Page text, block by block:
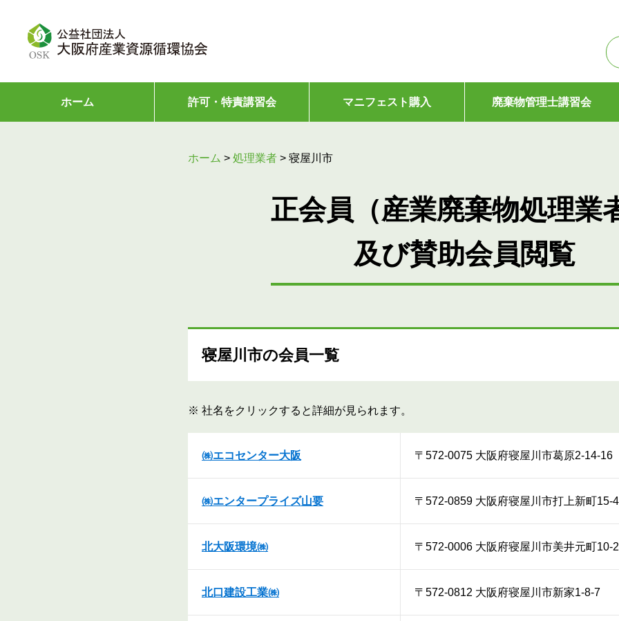
ホーム 許可・特責講習会 マニフェスト購入 廃棄物管理士講習会
ホーム > 処理業者 > 寝屋川市
正会員（産業廃棄物処理業
及び賛助会員閲覧
寝屋川市の会員一覧
※ 社名をクリックすると詳細が見られます。
㈱エコセンター大阪 〒572-0075 大阪府寝屋川市葛原2-14-16
㈱エンタープライズ山要 〒572-0859 大阪府寝屋川市打上新町15-4
北大阪環境㈱ 〒572-0006 大阪府寝屋川市美井元町10-
北口建設工業㈱ 〒572-0812 大阪府寝屋川市新家1-8-7